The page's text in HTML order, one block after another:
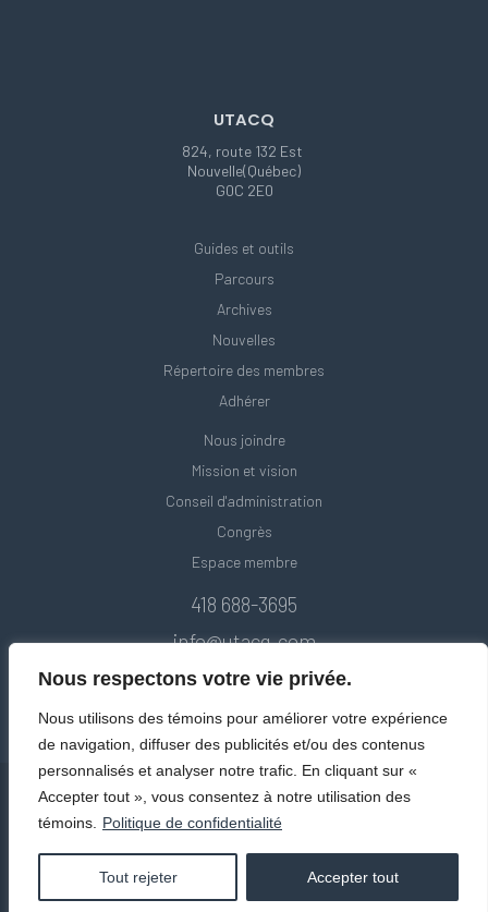
Nous respectons votre vie privée.
Nous utilisons des témoins pour améliorer votre expérience
de navigation, diffuser des publicités et/ou des contenus
personnalisés et analyser notre trafic. En cliquant sur «
Accepter tout », vous consentez à notre utilisation des
témoins.
Politique de confidentialité
Tout rejeter Accepter tout
UTACQ
824, route 132 Est
Nouvelle(Québec)
G0C 2E0
Guides et outils
Parcours
Archives
Nouvelles
Répertoire des membres
Adhérer
Nous joindre
Mission et vision
Conseil d'administration
Congrès
Espace membre
418 688-3695
info@utacq.com
réservés 2020.Politique de confidentialité